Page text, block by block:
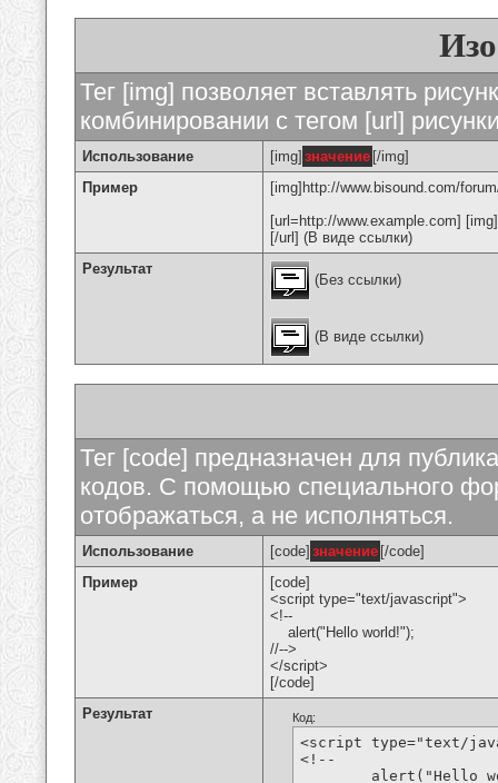
Тег [img] позволяет вставлять
комбинировании с тегом [url]
Использование [img] значение [/img]
Пример
[img]http://www.bisound.com/
[url=http://www.example.com]
[/url] (В виде ссылки)
Результат
(Без ссылки)
(В виде ссылки)
Тег [code] предназначен для
кодов. С помощью специального
отображаться, а не исполняться.
Использование [code] значение [/code]
Пример
[code]
<script type="text/javascript">
<!--
alert("Hello world!");
//-->
</script>
[/code]
Результат
Код:
<script type="text/
<!--